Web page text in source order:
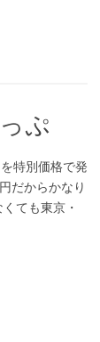
ぷ
特別価格で発
だからかなり
ても東京・